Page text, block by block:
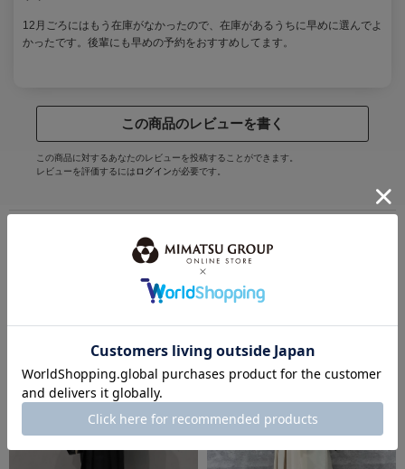
12月ごろにはもう在庫がなかったので、在庫があるうちに早めに選んでよ
かったです。後輩にも早めの予約をおすすめしてます。
この商品のレビューを書く
この商品に対するあなたのレビューを投稿することができます。
レビューを評価するには ログインが必要です。
STAFF COODENATE
スタッフコーディネート